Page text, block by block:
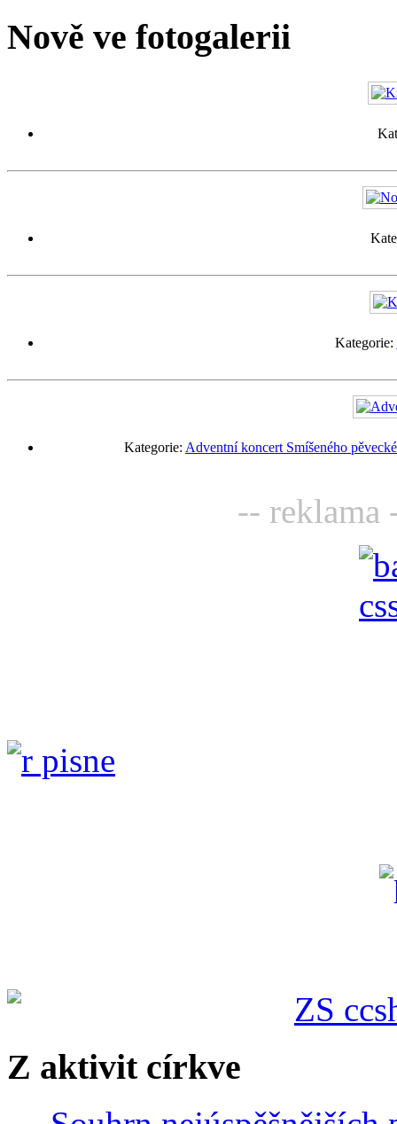
Nově ve fotogalerii
Kategorie:
Kategorie: Adventní koncert Smíšeného
-- reklama
Z aktivit církve